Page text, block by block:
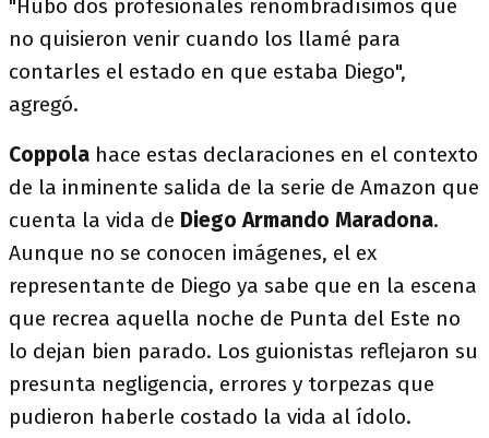
"Hubo dos profesionales renombradísimos que
no quisieron venir cuando los llamé para
contarles el estado en que estaba Diego",
agregó.
Coppola hace estas declaraciones en el contexto
de la inminente salida de la serie de Amazon que
cuenta la vida de Diego Armando Maradona.
Aunque no se conocen imágenes, el ex
representante de Diego ya sabe que en la escena
que recrea aquella noche de Punta del Este no
lo dejan bien parado. Los guionistas reflejaron su
presunta negligencia, errores y torpezas que
pudieron haberle costado la vida al ídolo.